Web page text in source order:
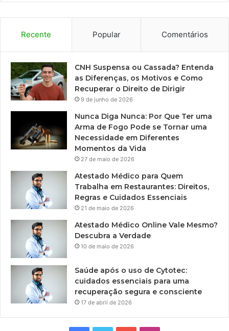
Recente Popular Comentários
CNH Suspensa ou Cassada? Entenda
as Diferenças, os Motivos e Como
Recuperar o Direito de Dirigir
9 de junho de 2026
Nunca Diga Nunca: Por Que Ter uma
Arma de Fogo Pode se Tornar uma
Necessidade em Diferentes
Momentos da Vida
27 de maio de 2026
Atestado Médico para Quem
Trabalha em Restaurantes: Direitos,
Regras e Cuidados Essenciais
21 de maio de 2026
Atestado Médico Online Vale Mesmo?
Descubra a Verdade
10 de maio de 2026
Saúde após o uso de Cytotec:
cuidados essenciais para uma
recuperação segura e consciente
17 de abril de 2026